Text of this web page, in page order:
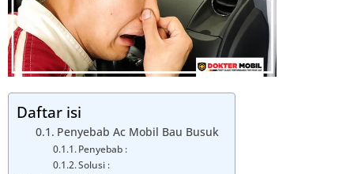
Daftar isi
Penyebab Ac Mobil Bau Busuk
Penyebab :
Solusi :